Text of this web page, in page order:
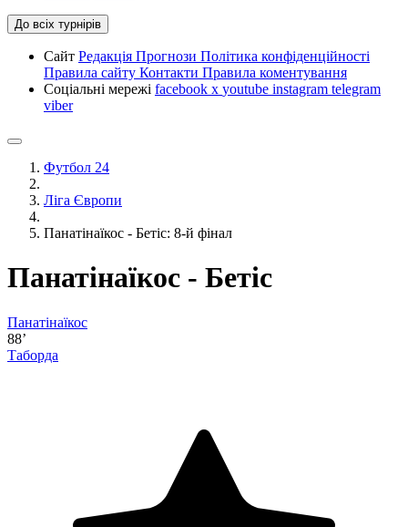
До всіх турнірів
Сайт Редакція Прогнози Політика конфіденційності
Правила сайту Контакти Правила коментування
Соціальні мережі facebook x youtube instagram telegram
viber
Футбол 24
Ліга Європи
Панатінаїкос - Бетіс: 8-й фінал
Панатінаїкос - Бетіс
Панатінаїкос
88’
Таборда